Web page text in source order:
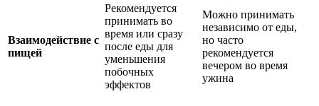
Взаимодействие с
пищей
Рекомендуется
принимать во
время или сразу
после еды для
уменьшения
побочных
эффектов
Можно принимать
независимо от еды,
но часто
рекомендуется
вечером во время
ужина